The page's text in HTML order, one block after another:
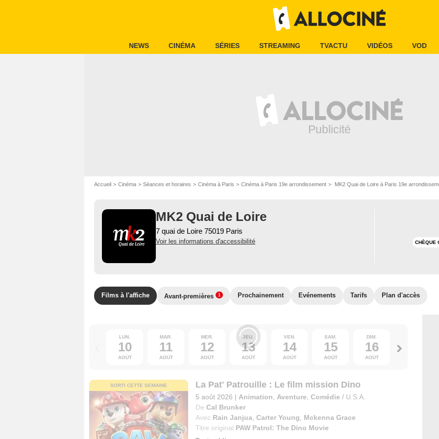
NEWS CINÉMA SÉRIES STREAMING TVACTU VIDÉOS VOD
Accueil Cinéma Séances et horaires Cinéma à Paris Cinéma à Paris 19e arrondissement MK2 Quai de Loire à Paris 19e
MK2 Quai de Loire
7 quai de Loire 75019 Paris
Voir les informations d'accessibilité CHÈQUE
Films à l'affiche Avant-premières 1 Prochainement Evénements Tarifs Plan d'accès
LUN.
10
AOÛT
MAR.
11
AOÛT
MER.
12
AOÛT
JEU.
13
AOÛT
VEN.
14
AOÛT
SAM.
15
AOÛT
DIM.
16
AOÛT
SORTI CETTE SEMAINE La Pat' Patrouille : Le film mission Dino
5 août 2026 | Animation Aventure Comédie / U.S.A.
De Cal Brunker
Avec Rain Janjua Carter Young
Mckenna Grace
Titre original PAW Patrol: The Dino Movie